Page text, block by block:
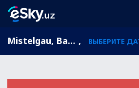
Mistelgau, Bavaria, Германия , ВЫБЕРИТЕ